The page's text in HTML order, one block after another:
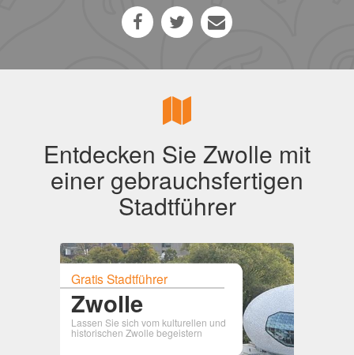
Entdecken Sie Zwolle mit
einer gebrauchsfertigen
Stadtführer
Gratis Stadtführer
Zwolle
Lassen Sie sich vom kulturellen und
historischen Zwolle begeistern